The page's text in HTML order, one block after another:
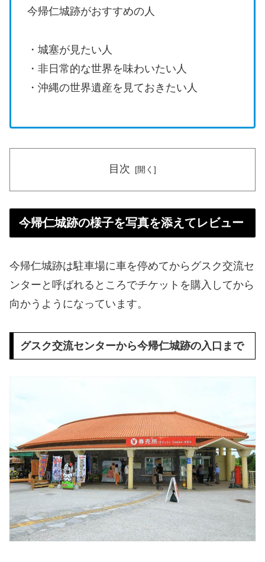
今帰仁城跡がおすすめの人
・城塞が見たい人
・非日常的な世界を味わいたい人
・沖縄の世界遺産を見ておきたい人
目次
今帰仁城跡の様子を写真を添えてレビュー
今帰仁城跡は駐車場に車を停めてからグスク交流セ
ンターと呼ばれるところでチケットを購入してから
向かうようになっています。
グスク交流センターから今帰仁城跡の入口まで